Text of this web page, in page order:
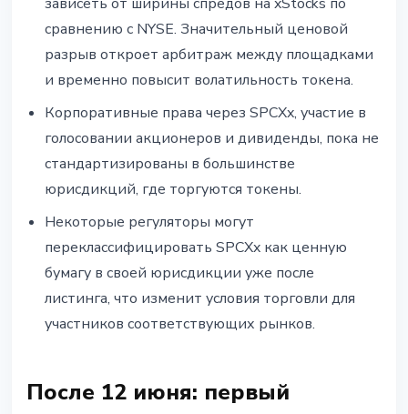
сравнению с NYSE. Значительный ценовой
разрыв откроет арбитраж между площадками
и временно повысит волатильность токена.
Корпоративные права через SPCXx, участие в
голосовании акционеров и дивиденды, пока не
стандартизированы в большинстве
юрисдикций, где торгуются токены.
Некоторые регуляторы могут
переклассифицировать SPCXx как ценную
бумагу в своей юрисдикции уже после
листинга, что изменит условия торговли для
участников соответствующих рынков.
После 12 июня: первый